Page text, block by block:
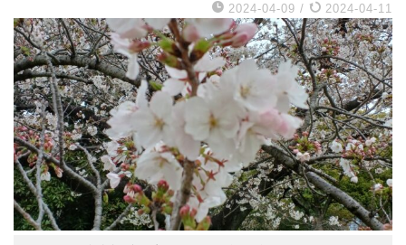
2024-04-09 / 2024-04-11